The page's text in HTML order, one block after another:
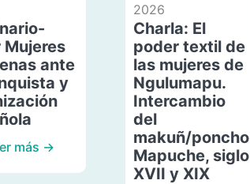
ante
y
más →
2026
Charla: El
poder textil de
las mujeres de
Ngulumapu.
Intercambio
del
makuñ/poncho
Mapuche, siglo
XVII y XIX